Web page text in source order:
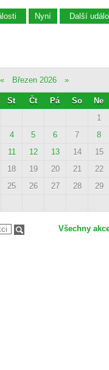
Nyní Další
« Březen 2026 »
St Čt Pá So
Ne
1
4 5 6 7
8
11 12 13 14
15
18 19 20 21
22
25 26 27 28
29
Všechny